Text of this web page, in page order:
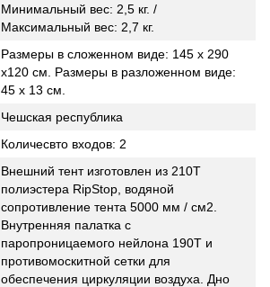
Минимальный вес: 2,5 кг. /
Максимальный вес: 2,7 кг.
Размеры в сложенном виде: 145 х 290
х120 см. Размеры в разложенном виде:
45 х 13 см.
Чешская республика
Количесвто входов: 2
Внешний тент изготовлен из 210T
полиэстера RipStop, водяной
сопротивление тента 5000 мм / cм2.
Внутренняя палатка с
паропроницаемого нейлона 190T и
противомоскитной сетки для
обеспечения циркуляции воздуха. Дно